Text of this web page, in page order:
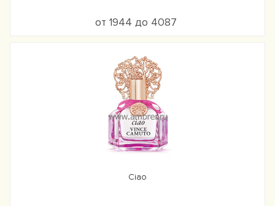
от 1944 до 4087
Ciao